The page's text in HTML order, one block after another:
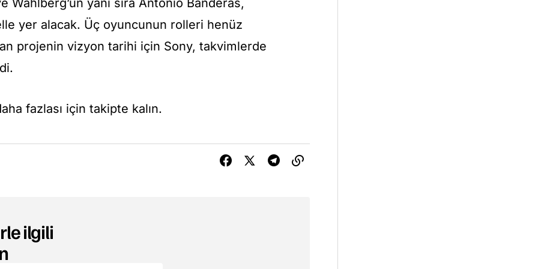
yer alacak. Üç oyuncunun rolleri henüz
projenin vizyon tarihi için Sony, takvimlerde
fazlası için takipte kalın.
ilgili